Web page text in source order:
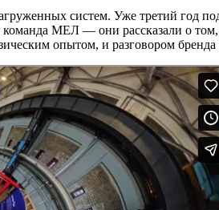
систем. Уже третий год
МЕЛ — они рассказали о
опытом, и разговором